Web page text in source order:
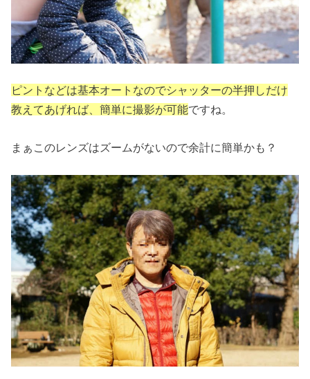
ピントなどは基本オートなのでシャッターの半押しだけ
教えてあげれば、簡単に撮影が可能ですね。
まぁこのレンズはズームがないので余計に簡単かも？